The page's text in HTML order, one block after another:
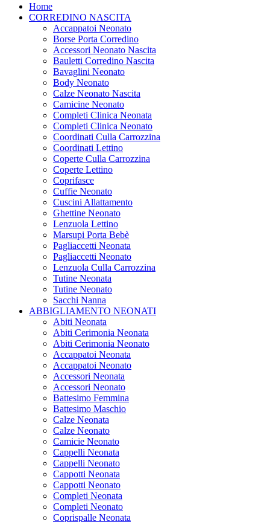
Home
CORREDINO NASCITA
Accappatoi Neonato
Borse Porta Corredino
Accessori Neonato Nascita
Bauletti Corredino Nascita
Bavaglini Neonato
Body Neonato
Calze Neonato Nascita
Camicine Neonato
Completi Clinica Neonata
Completi Clinica Neonato
Coordinati Culla Carrozzina
Coordinati Lettino
Coperte Culla Carrozzina
Coperte Lettino
Coprifasce
Cuffie Neonato
Cuscini Allattamento
Ghettine Neonato
Lenzuola Lettino
Marsupi Porta Bebè
Pagliaccetti Neonata
Pagliaccetti Neonato
Lenzuola Culla Carrozzina
Tutine Neonata
Tutine Neonato
Sacchi Nanna
ABBIGLIAMENTO NEONATI
Abiti Neonata
Abiti Cerimonia Neonata
Abiti Cerimonia Neonato
Accappatoi Neonata
Accappatoi Neonato
Accessori Neonata
Accessori Neonato
Battesimo Femmina
Battesimo Maschio
Calze Neonata
Calze Neonato
Camicie Neonato
Cappelli Neonata
Cappelli Neonato
Cappotti Neonata
Cappotti Neonato
Completi Neonata
Completi Neonato
Coprispalle Neonata